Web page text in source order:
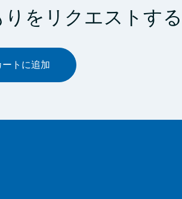
をリクエストする
ートに追加